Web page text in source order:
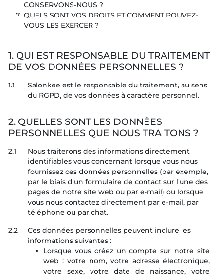
CONSERVONS-NOUS ?
QUELS SONT VOS DROITS ET COMMENT POUVEZ-
VOUS LES EXERCER ?
1. QUI EST RESPONSABLE DU TRAITEMENT
DE VOS DONNÉES PERSONNELLES ?
1.1
Salonkee est le responsable du traitement, au sens
du RGPD, de vos données à caractère personnel.
2. QUELLES SONT LES DONNÉES
PERSONNELLES QUE NOUS TRAITONS ?
2.1
Nous traiterons des informations directement
identifiables vous concernant lorsque vous nous
fournissez ces données personnelles (par exemple,
par le biais d'un formulaire de contact sur l'une des
pages de notre site web ou par e-mail) ou lorsque
vous nous contactez directement par e-mail, par
téléphone ou par chat.
2.2
Ces données personnelles peuvent inclure les
informations suivantes :
Lorsque vous créez un compte sur notre site
web : votre nom, votre adresse électronique,
votre sexe, votre date de naissance, votre